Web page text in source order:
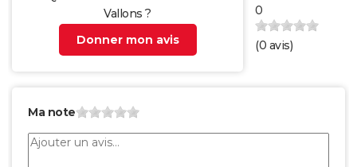
Vallons ?
Donner mon avis
0
(0 avis)
Ma note